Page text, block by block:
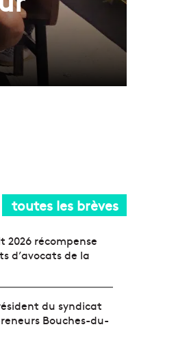
toutes les brèves
2026 récompense
d’avocats de la
du syndicat
Bouches-du-